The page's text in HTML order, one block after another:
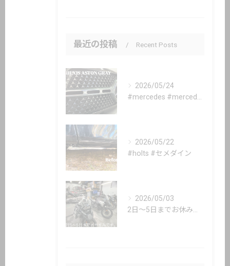
最近の投稿 Recent Posts
2026/05/24
2026/05/22
#holts #セメダイン
2026/05/03